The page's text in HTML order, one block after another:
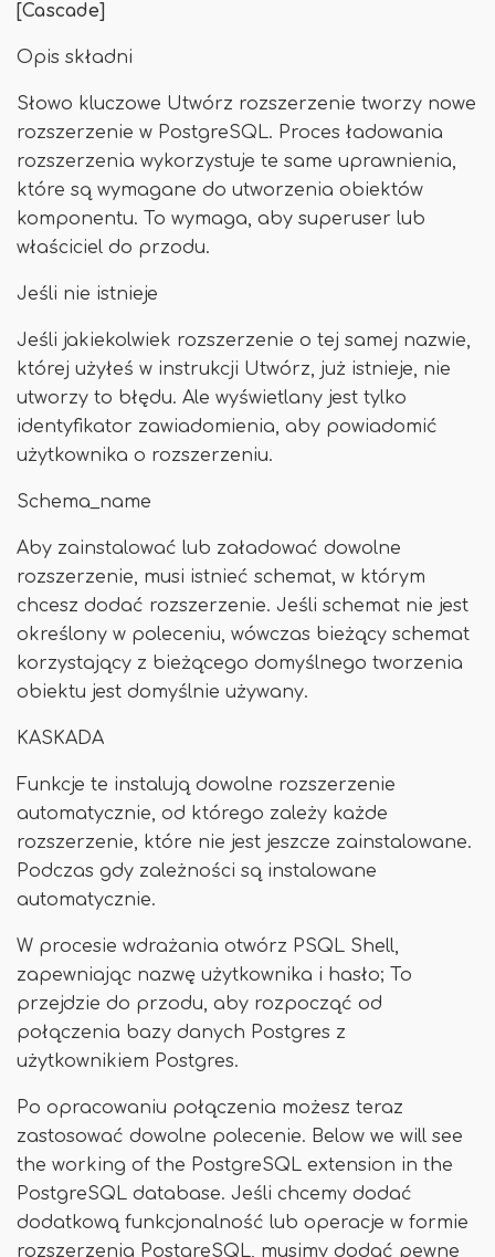
[Cascade]
Opis składni
Słowo kluczowe Utwórz rozszerzenie tworzy nowe
rozszerzenie w PostgreSQL. Proces ładowania
rozszerzenia wykorzystuje te same uprawnienia,
które są wymagane do utworzenia obiektów
komponentu. To wymaga, aby superuser lub
właściciel do przodu.
Jeśli nie istnieje
Jeśli jakiekolwiek rozszerzenie o tej samej nazwie,
której użyłeś w instrukcji Utwórz, już istnieje, nie
utworzy to błędu. Ale wyświetlany jest tylko
identyfikator zawiadomienia, aby powiadomić
użytkownika o rozszerzeniu.
Schema_name
Aby zainstalować lub załadować dowolne
rozszerzenie, musi istnieć schemat, w którym
chcesz dodać rozszerzenie. Jeśli schemat nie jest
określony w poleceniu, wówczas bieżący schemat
korzystający z bieżącego domyślnego tworzenia
obiektu jest domyślnie używany.
KASKADA
Funkcje te instalują dowolne rozszerzenie
automatycznie, od którego zależy każde
rozszerzenie, które nie jest jeszcze zainstalowane.
Podczas gdy zależności są instalowane
automatycznie.
W procesie wdrażania otwórz PSQL Shell,
zapewniając nazwę użytkownika i hasło; To
przejdzie do przodu, aby rozpocząć od
połączenia bazy danych Postgres z
użytkownikiem Postgres.
Po opracowaniu połączenia możesz teraz
zastosować dowolne polecenie. Below we will see
the working of the PostgreSQL extension in the
PostgreSQL database. Jeśli chcemy dodać
dodatkową funkcjonalność lub operacje w formie
rozszerzenia PostgreSQL, musimy dodać pewne